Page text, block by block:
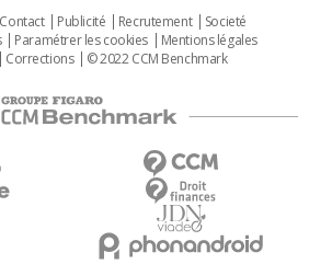
Contact Publicité Recrutement
Societé
Paramétrer les cookies
Mentions légales
Corrections © 2022 CCM Benchmark